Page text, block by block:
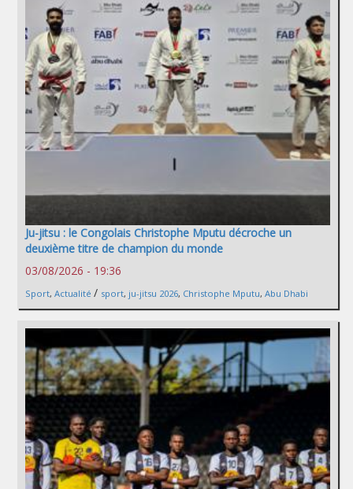
Ju-jitsu : le Congolais Christophe Mputu décroche un
deuxième titre de champion du monde
03/08/2026 - 19:36
Sport, Actualité / sport, ju-jitsu 2026, Christophe Mputu, Abu Dhabi